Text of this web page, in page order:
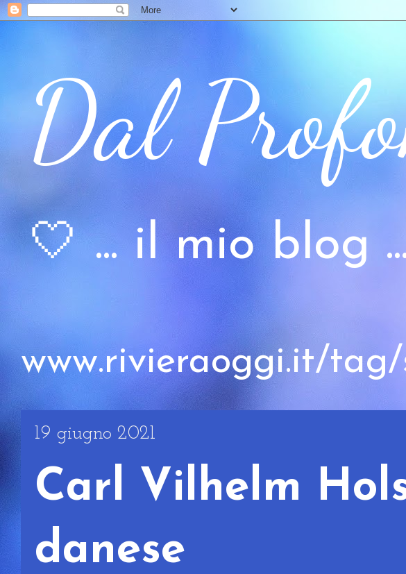
Dal
🤍 ... il mio blog
www.rivieraoggi.it/
19 giugno 2021
Carl Vilhelm
danese